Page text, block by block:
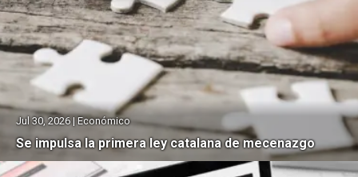
Se impulsa la primera ley catalana de mecenazgo
Jul 30, 2026 | Económico